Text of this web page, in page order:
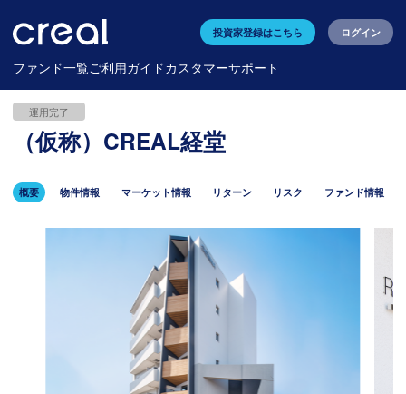
投資家登録はこちら ログイン
ファンド一覧ご利用ガイドカスタマーサポート
運用完了
（仮称）CREAL経堂
概要 物件情報 マーケット情報 リターン リスク ファンド情報